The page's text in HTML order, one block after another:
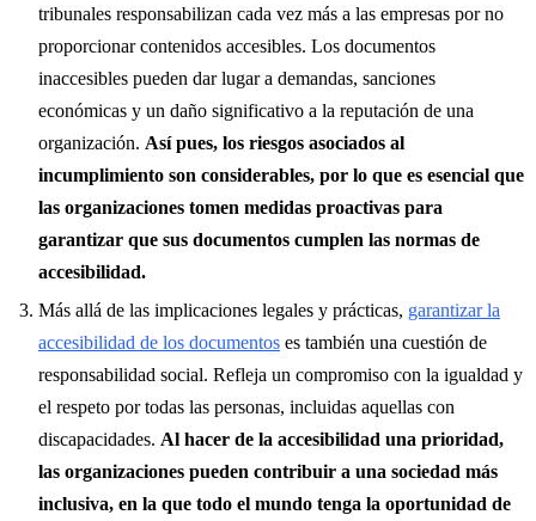
tribunales responsabilizan cada vez más a las empresas por no
proporcionar contenidos accesibles. Los documentos
inaccesibles pueden dar lugar a demandas, sanciones
económicas y un daño significativo a la reputación de una
organización. Así pues, los riesgos asociados al
incumplimiento son considerables, por lo que es esencial que
las organizaciones tomen medidas proactivas para
garantizar que sus documentos cumplen las normas de
accesibilidad.
Más allá de las implicaciones legales y prácticas, garantizar la
accesibilidad de los documentos es también una cuestión de
responsabilidad social. Refleja un compromiso con la igualdad y
el respeto por todas las personas, incluidas aquellas con
discapacidades. Al hacer de la accesibilidad una prioridad,
las organizaciones pueden contribuir a una sociedad más
inclusiva, en la que todo el mundo tenga la oportunidad de